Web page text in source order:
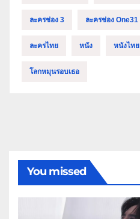
ละครช่อง 3 ละครช่อง One31
ละครไทย หนัง หนังไทย
โลกหมุนรอบเธอ
You missed